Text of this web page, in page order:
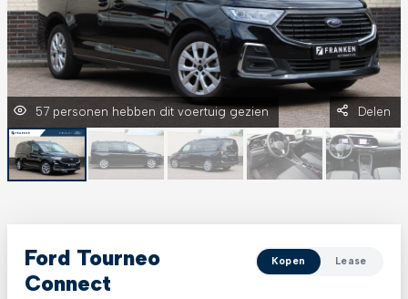
57 personen hebben dit voertuig gezien Delen
Ford Tourneo
Connect
Kopen Lease